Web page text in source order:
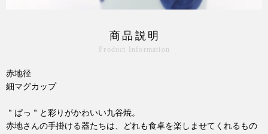
商品説明
Product Information
赤地径
細マグカップ
＂ぱっ＂と彩りがかわいい九谷焼。
赤地さんの手掛ける器たちは、どれも食卓を楽しませてくれるもの